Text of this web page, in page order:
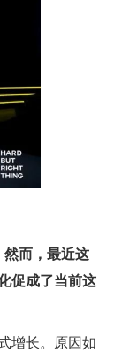
然而，最近这
促成了当前这
增长。原因如